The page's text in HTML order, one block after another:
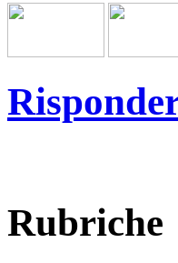
Rubriche